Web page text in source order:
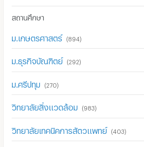
สถานศึกษา
ม.เกษตรศาสตร์ (894 )
ม.ธุรกิจบัณฑิตย์ (292)
ม.ศรีปทุม (270)
วิทยาลัยสิ่งแวดล้อม (983)
วิทยาลัยเทคนิคการสัตวแพทย์ (403)